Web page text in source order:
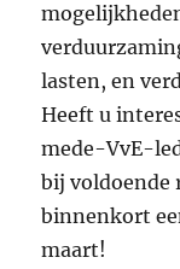
lasten, en
Heeft u
mede-VvE-
bij voldoende
binnenkort
maart!